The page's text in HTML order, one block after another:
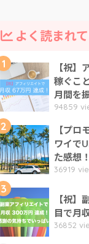
よく読まれ
1
【祝】
稼ぐこ
月間を
94859
2
【プロ
ワイで
た感想！
36919
3
【祝】
目で月
36852